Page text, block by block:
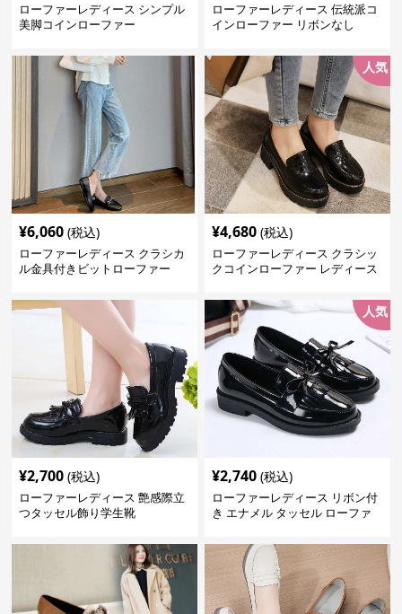
ローファーレディース シンプル
美脚コインローファー
ローファーレディース 伝統派コ
インローファー リボンなし
¥6,060 (税込)
ローファーレディース クラシカ
ル金具付きビットローファー
人気
¥4,680 (税込)
ローファーレディース クラシッ
クコインローファー レディース
¥2,700 (税込)
ローファーレディース 艶感際立
つタッセル飾り学生靴
人気
¥2,740 (税込)
ローファーレディース リボン付
き エナメル タッセル ローファ